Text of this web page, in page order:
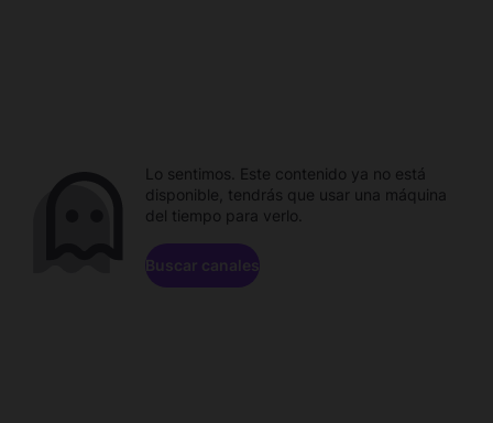
Lo sentimos. Este contenido ya no está
disponible, tendrás que usar una máquina
del tiempo para verlo.
Buscar canales